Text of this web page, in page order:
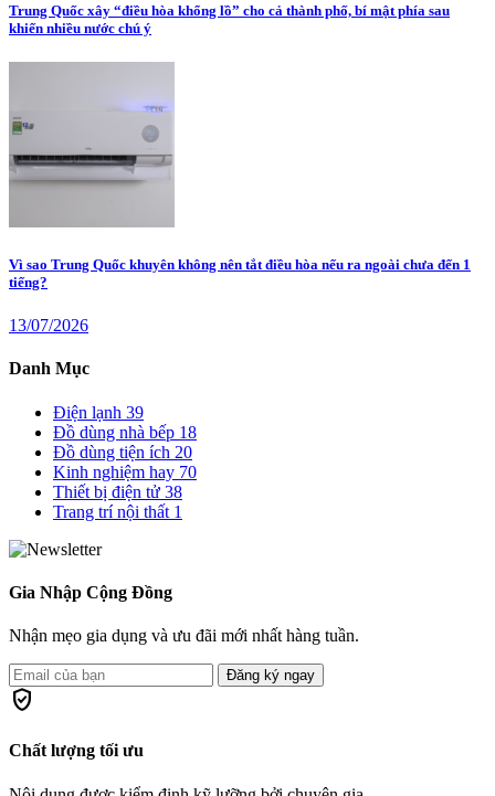
Trung Quốc xây “điều hòa khổng lồ” cho cả thành phố, bí mật phía sau
khiến nhiều nước chú ý
Vì sao Trung Quốc khuyên không nên tắt điều hòa nếu ra ngoài chưa đến 1
tiếng?
13/07/2026
Danh Mục
Điện lạnh 39
Đồ dùng nhà bếp 18
Đồ dùng tiện ích 20
Kinh nghiệm hay 70
Thiết bị điện tử 38
Trang trí nội thất 1
Gia Nhập Cộng Đồng
Nhận mẹo gia dụng và ưu đãi mới nhất hàng tuần.
Đăng ký ngay
verified_user
Chất lượng tối ưu